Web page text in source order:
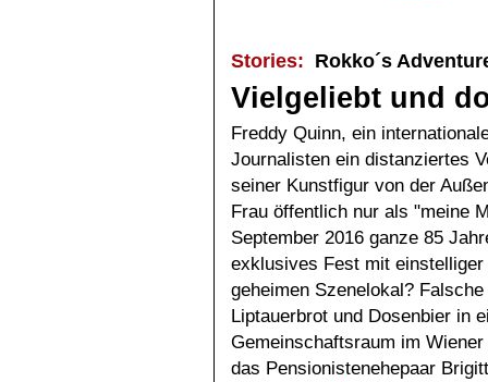
Stories: Rokko´s
Vielgeliebt und
Freddy Quinn, ein
Journalisten ein distanziertes
seiner Kunstfigur von der
Frau öffentlich nur als "meine
September 2016 ganze 85
exklusives Fest mit
geheimen Szenelokal?
Liptauerbrot und Dosenbier in
Gemeinschaftsraum im
das Pensionistenehepaar